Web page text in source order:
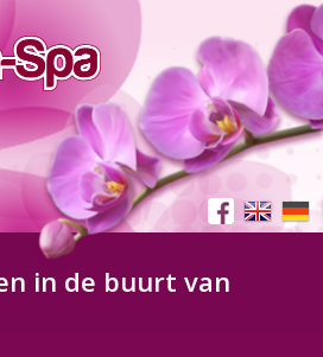
in de buurt van